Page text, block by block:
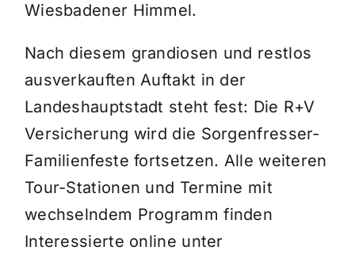
Wiesbadener Himmel.
Nach diesem grandiosen und restlos
ausverkauften Auftakt in der
Landeshauptstadt steht fest: Die R+V
Versicherung wird die Sorgenfresser-
Familienfeste fortsetzen. Alle weiteren
Tour-Stationen und Termine mit
wechselndem Programm finden
Interessierte online unter